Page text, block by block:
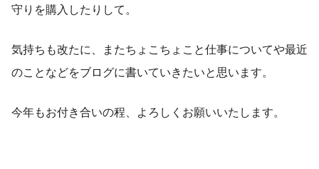
守りを購入したりして。
気持ちも改たに、またちょこちょこと仕事についてや最近
のことなどをブログに書いていきたいと思います。
今年もお付き合いの程、よろしくお願いいたします。